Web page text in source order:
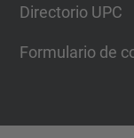
Directorio UPC
Formulario de